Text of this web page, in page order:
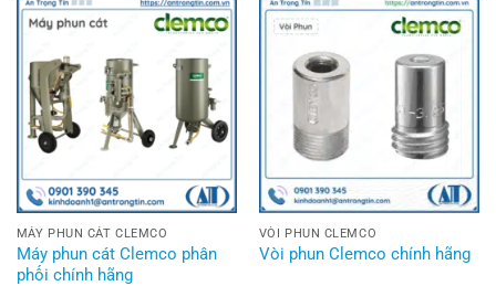
MÁY PHUN CÁT CLEMCO
Máy phun cát Clemco phân
phối chính hãng
VÒI PHUN CLEMCO
Vòi phun Clemco chính hãng